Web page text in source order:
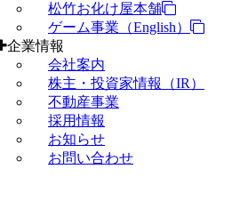
松竹お化け屋本舗
ゲーム事業（English）
企業情報
会社案内
株主・投資家情報（IR）
不動産事業
採用情報
お知らせ
お問い合わせ